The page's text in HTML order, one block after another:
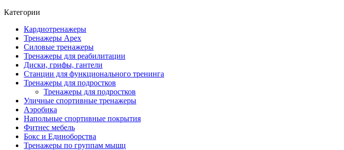
Категории
Кардиотренажеры
Тренажеры Apex
Силовые тренажеры
Тренажеры для реабилитации
Диски, грифы, гантели
Станции для функционального тренинга
Тренажеры для подростков
Тренажеры для подростков
Уличные спортивные тренажеры
Аэробика
Напольные спортивные покрытия
Фитнес мебель
Бокс и Единоборства
Тренажеры по группам мышц